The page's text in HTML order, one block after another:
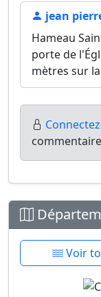
jean
Hameau
porte de
mètres sur
Voir